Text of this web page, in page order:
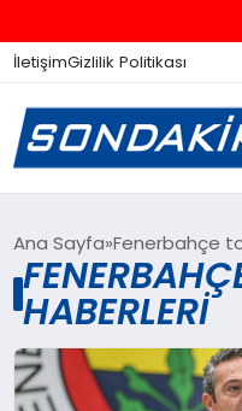
İletişimGizlilik Politikası
ANASAYFA
SON DAKIKA
Ana Sayfa Fenerbahçe
HABERLERI